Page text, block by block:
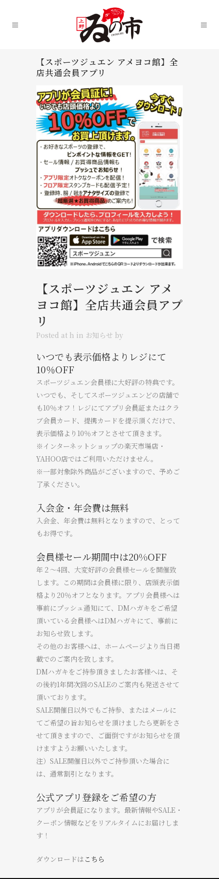
【スポーツジュエン アメヨコ館】全
店共通会員アプリ
【スポーツジュエン アメ
ヨコ館】全店共通会員アプ
リ
Posted at h in お知らせ by
いつでも表示価格よりレジにて
10％OFF
スポーツジュエン会員様に大好評の特典です。
いつでも、そしてスポーツジュエンどの店舗で
も10％オフ ！レジにてアプリ会員証またはクラ
ブ会員カード、提携カードを提示頂くだけで、
表示価格より 10％オフ とさせて頂きます。
※インターネットショップの楽天市場店・
YAHOO店ではご利用いただけません。
※一部対象除外商品がございますので、予めご
了承ください。
入会金・年会費は無料
入会金、年会費は無料となりますので、とって
もお得です。
会員様セール期間中は20%OFF
年２～4回、大変好評の会員様セールを開催致
します。この期間は会員様に限り、店頭表示価
格より 20％オフ となります。アプリ会員様へは
事前にプッシュ通知にて、DMハガキをご希望
頂いている会員様へはDMハガキにて、事前に
お知らせ致します。
その他のお客様へは、ホームページより当日掲
載でのご案内を致します。
DMハガキをご持参頂きましたお客様へは、そ
の後約1年間次回のSALEのご案内も発送させて
頂いております。
SALE開催日以外でもご持参、またはメールに
てご希望の旨お知らせを頂けましたら更新をさ
せて頂きますので、ご面倒ですがお知らせを頂
けますようお願いいたします。
注）SALE開催日以外でご持参頂いた場合に
は、通常割引となります。
公式アプリ登録をご希望の方
アプリが会員証になります。最新情報やSALE・
クーポン情報などをリアルタイムにお届けしま
す！
ダウンロードは こちら